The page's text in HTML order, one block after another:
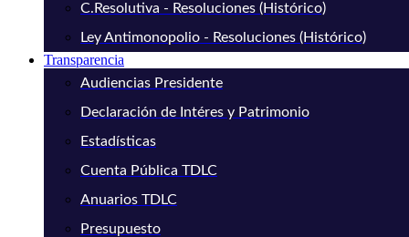
C.Resolutiva - Resoluciones (Histórico)
Ley Antimonopolio - Resoluciones (Histórico)
Transparencia
Audiencias Presidente
Declaración de Intéres y Patrimonio
Estadísticas
Cuenta Pública TDLC
Anuarios TDLC
Presupuesto